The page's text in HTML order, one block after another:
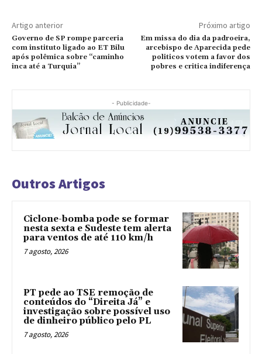
Artigo anterior
Governo de SP rompe parceria
com instituto ligado ao ET Bilu
após polêmica sobre “caminho
inca até a Turquia”
Próximo artigo
Em missa do dia da padroeira,
arcebispo de Aparecida pede
politicos votem a favor dos
pobres e critica indiferença
- Publicidade-
Outros Artigos
Ciclone-bomba pode se formar
nesta sexta e Sudeste tem alerta
para ventos de até 110 km/h
7 agosto, 2026
PT pede ao TSE remoção de
conteúdos do “Direita Já” e
investigação sobre possível uso
de dinheiro público pelo PL
7 agosto, 2026